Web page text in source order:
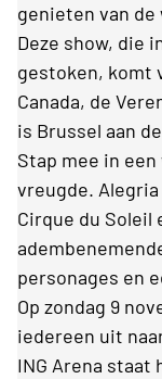
genieten van
Deze show, die
gestoken, komt
Canada, de
is Brussel aan
Stap mee in
vreugde.
Cirque du
personages en
Op zondag 9
iedereen uit
ING Arena